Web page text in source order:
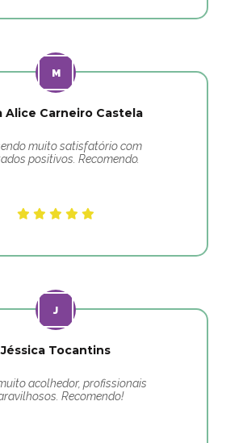
Alice Carneiro Castela
muito satisfatório com
positivos. Recomendo.
Jéssica Tocantins
acolhedor, profissionais
Recomendo!